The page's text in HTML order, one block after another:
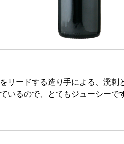
リードする造り手による、溌
いるので、とてもジューシーで